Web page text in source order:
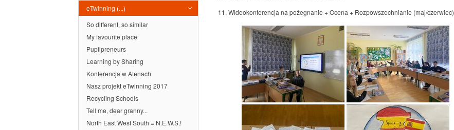
11. Wideokonferencja na pożegnanie + Ocena + Rozpowszechnianie (maj/czerwiec)
eTwinning (...)
So different, so similar
My favourite place
Pupilpreneurs
Learning by Sharing
Konferencja w Atenach
Nasz projekt eTwinning 2017
Recycling Schools
Tell me, dear granny...
North East West South = N.E.W.S.!